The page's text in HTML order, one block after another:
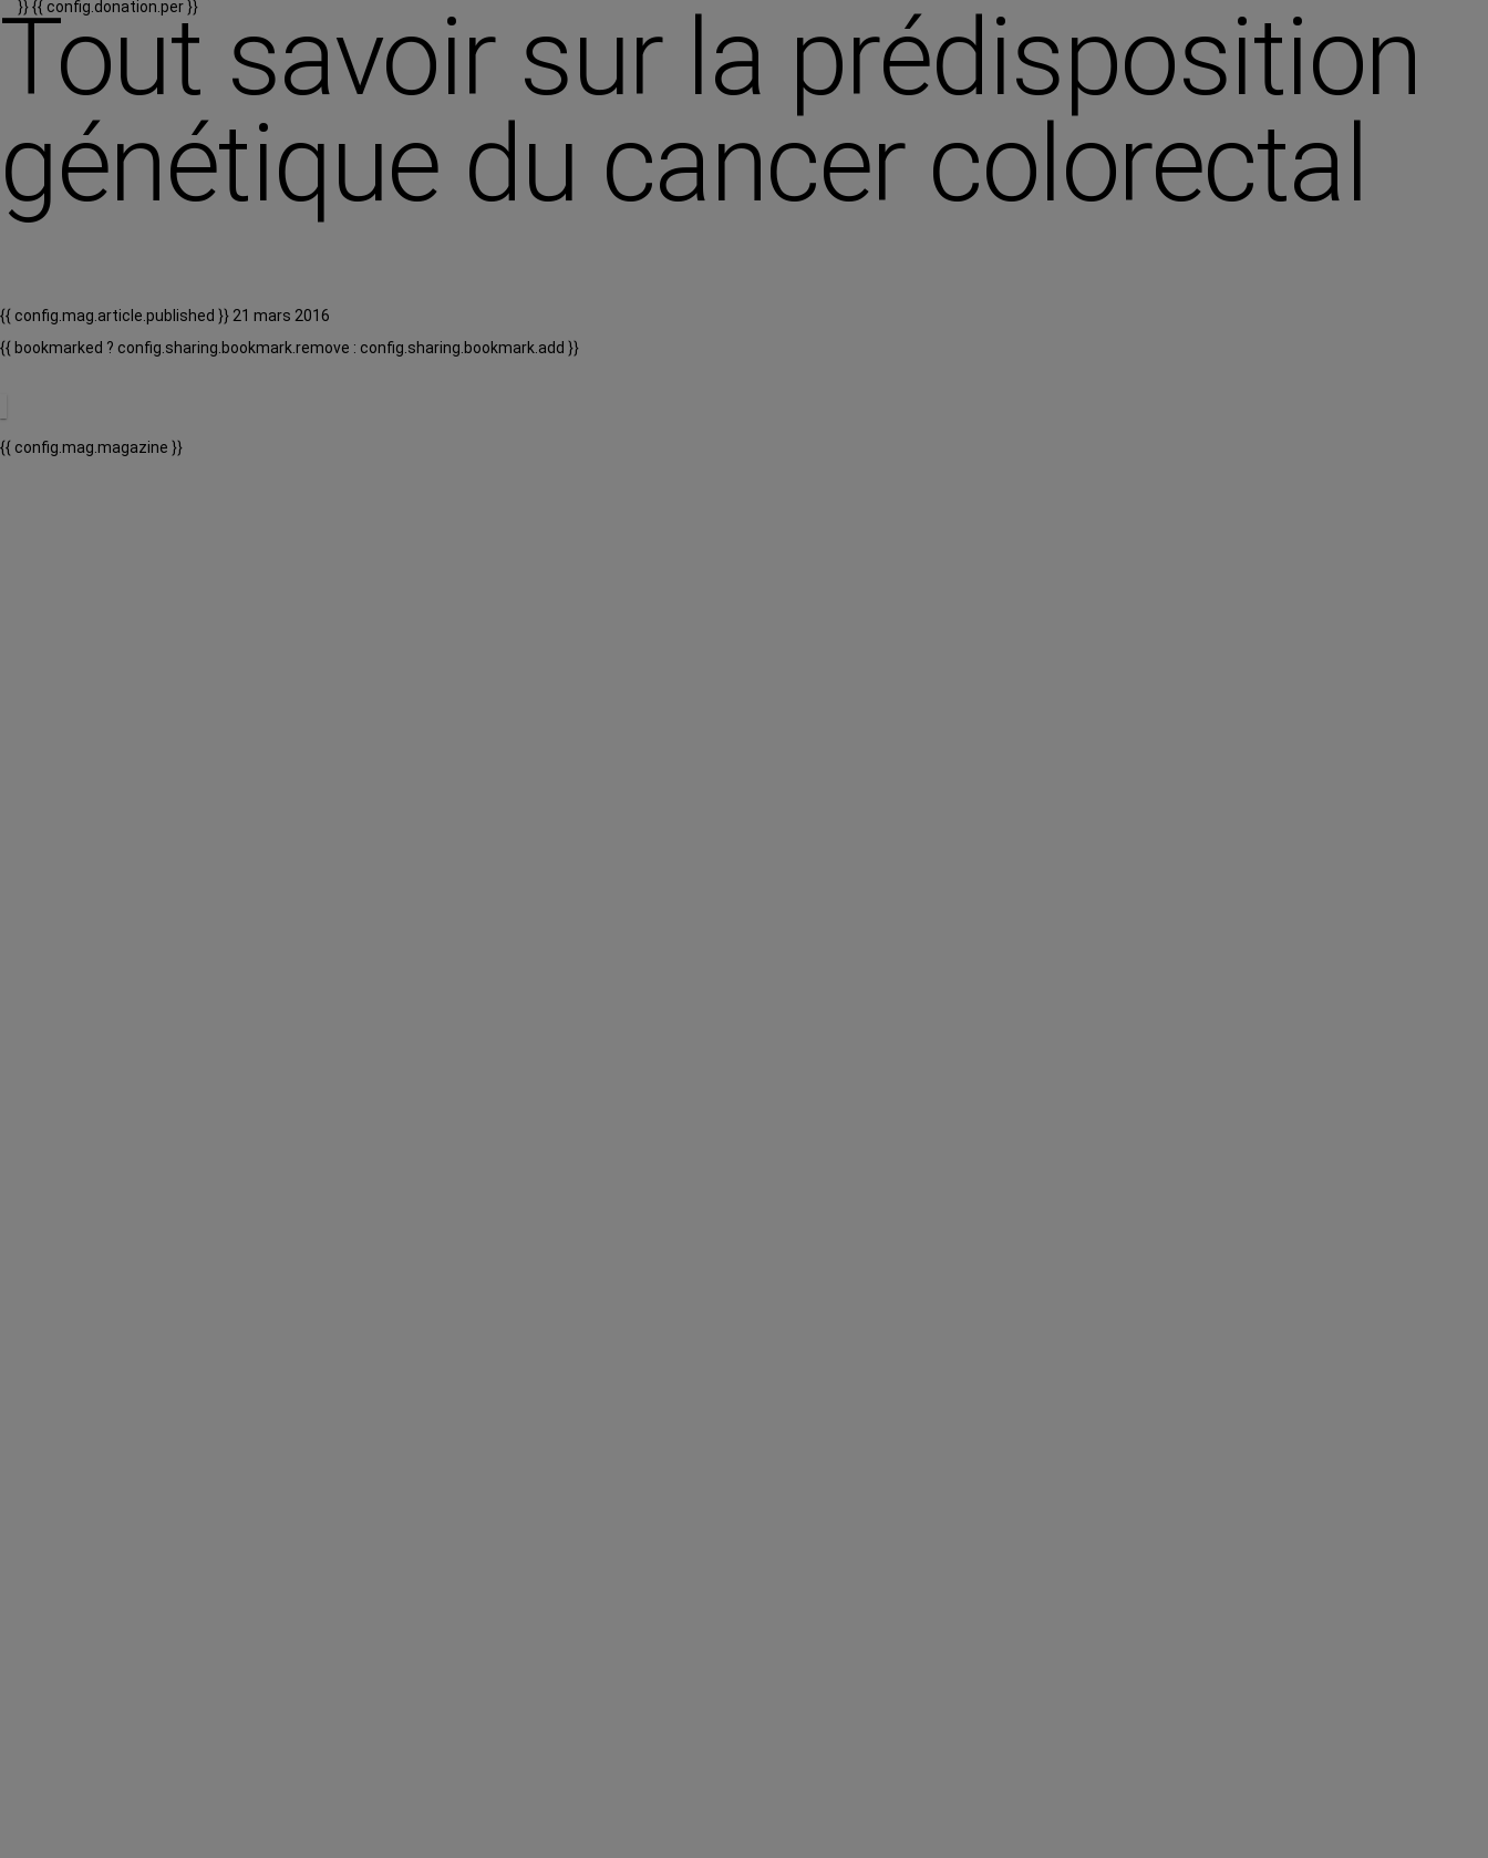
}}{{ config.donation.per }}
Tout savoir sur la prédisposition
génétique du cancer colorectal
{{ config.mag.article.published }} 21 mars 2016
{{ bookmarked ? config.sharing.bookmark.remove : config.sharing.bookmark.add }}
{{ config.mag.magazine }}